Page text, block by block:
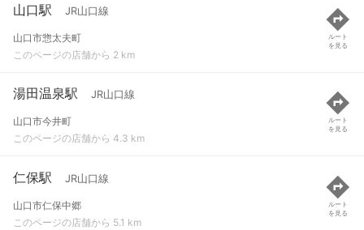
山口駅 JR山口線
山口市惣太夫町
このページの店舗から 2 km
ルート
を見る
湯田温泉駅 JR山口線
山口市今井町
このページの店舗から 4.3 km
ルート
を見る
仁保駅 JR山口線
山口市仁保中郷
このページの店舗から 5.1 km
ルート
を見る